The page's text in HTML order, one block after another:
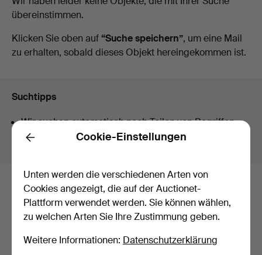
Laufende
übereinstimmen.
Klicken Sie oben auf “Suche speichern”, um eine Mail
zu erhalten, sobald dieses Objekt hereingekommen ist.
Suchtipps
Wir suchen automatisch nach Teilen von Begriffen.
Geben Sie z.B.bandein, finden wir auch
Hier sind Objekte aus unserem
Archiv, die mit Ihrer Suche
übereinstimmen.
Back Cookie-Einstellungen
Unten werden die verschiedenen Arten von
Cookies angezeigt, die auf der Auctionet-
Plattform verwendet werden. Sie können wählen,
zu welchen Arten Sie Ihre Zustimmung geben.
Weitere Informationen: Datenschutzerklärung